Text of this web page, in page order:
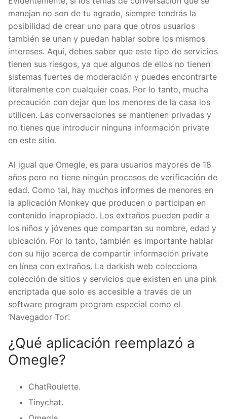
manejan no son de tu agrado, siempre tendrás la
posibilidad de crear uno para que otros usuarios
también se unan y puedan hablar sobre los mismos
intereses. Aquí, debes saber que este tipo de servicios
tienen sus riesgos, ya que algunos de ellos no tienen
sistemas fuertes de moderación y puedes encontrarte
literalmente con cualquier coas. Por lo tanto, mucha
precaución con dejar que los menores de la casa los
utilicen. Las conversaciones se mantienen privadas y
no tienes que introducir ninguna información private
en este sitio.
Al igual que Omegle, es para usuarios mayores de 18
años pero no tiene ningún procesos de verificación de
edad. Como tal, hay muchos informes de menores en
la aplicación Monkey que producen o participan en
contenido inapropiado. Los extraños pueden pedir a
los niños y jóvenes que compartan su nombre, edad y
ubicación. Por lo tanto, también es importante hablar
con su hijo acerca de compartir información private
en línea con extraños. La darkish web colecciona
colección de sitios y servicios que existen en una pink
encriptada que solo es accesible a través de un
software program program especial como el
‘Navegador Tor’.
¿Qué aplicación reemplazó a
Omegle?
ChatRoulette.
Tinychat.